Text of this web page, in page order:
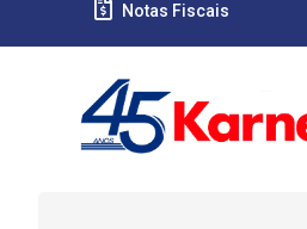
Notas Fiscais